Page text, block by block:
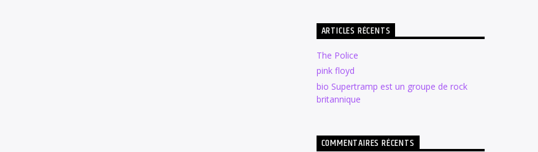
ARTICLES RÉCENTS
The Police
pink floyd
bio Supertramp est un groupe de rock
britannique
COMMENTAIRES RÉCENTS